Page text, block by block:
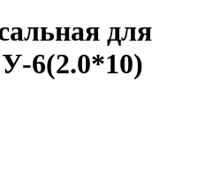
для
6(2.0*10)